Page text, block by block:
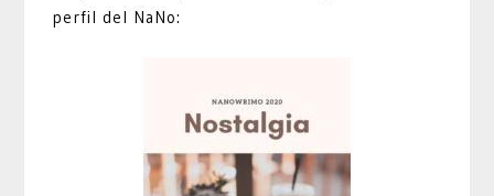
perfil del NaNo: